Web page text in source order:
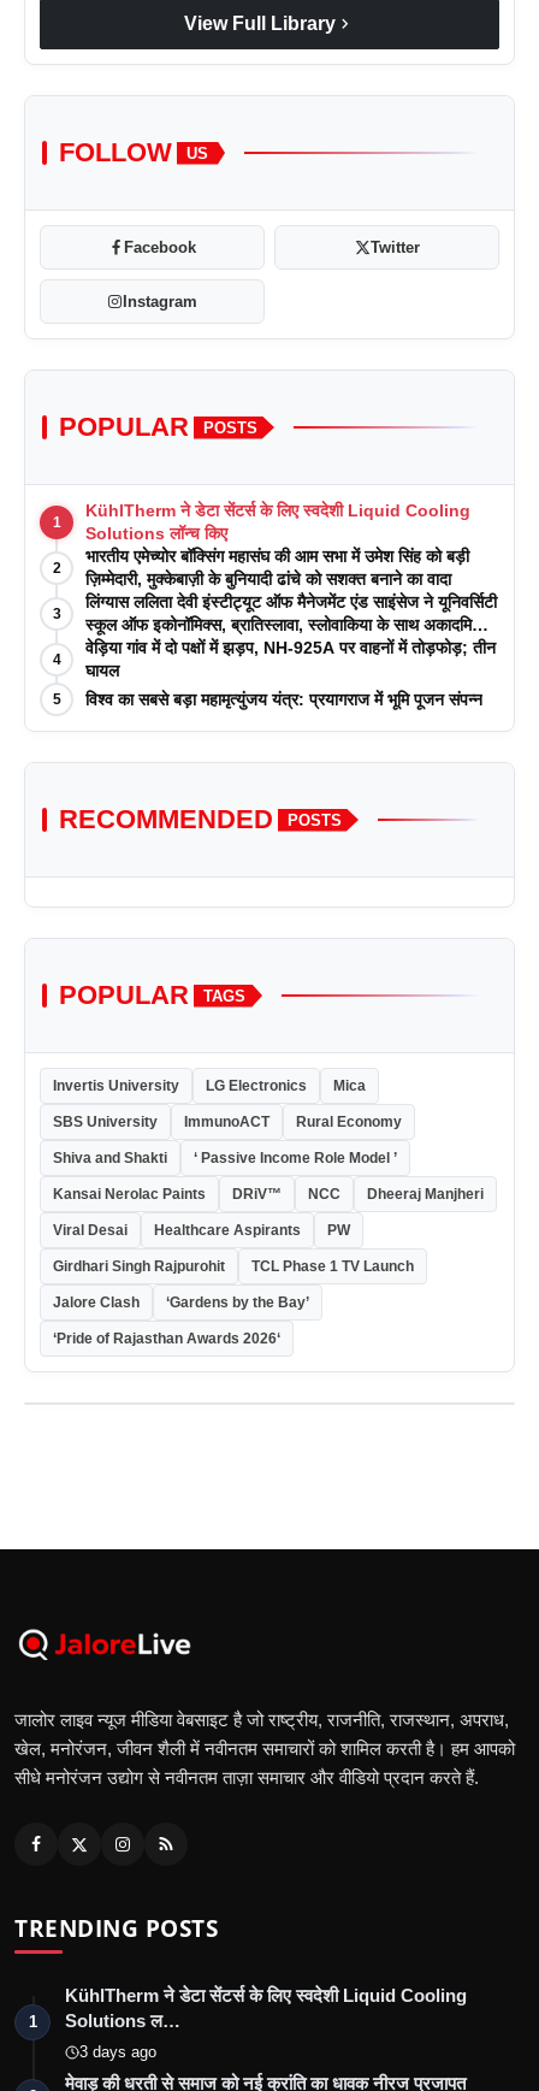
View Full Library chevron_right
FOLLOW US
Facebook Twitter
Instagram
POPULAR POSTS
1
KühlTherm ने डेटा सेंटर्स के लिए स्वदेशी Liquid Cooling
Solutions लॉन्च किए
2
भारतीय एमेच्योर बॉक्सिंग महासंघ की आम सभा में उमेश सिंह को बड़ी
ज़िम्मेदारी, मुक्केबाज़ी के बुनियादी ढांचे को सशक्त बनाने का वादा
3
लिंग्यास ललिता देवी इंस्टीट्यूट ऑफ मैनेजमेंट एंड साइंसेज ने यूनिवर्सिटी
स्कूल ऑफ इकोनॉमिक्स, ब्रातिस्लावा, स्लोवाकिया के साथ अकादमिक
पत्रिकाओं में प्रकाशन रणनीतियों पर एक दिवसीय कार्यशाला का
आयोजन किया
4
वेड़िया गांव में दो पक्षों में झड़प, NH-925A पर वाहनों में तोड़फोड़; तीन
घायल
5 विश्व का सबसे बड़ा महामृत्युंजय यंत्र: प्रयागराज में भूमि पूजन संपन्न
RECOMMENDED POSTS
POPULAR TAGS
Invertis University LG Electronics Mica
SBS University ImmunoACT Rural Economy
Shiva and Shakti ‘ Passive Income Role Model ’
Kansai Nerolac Paints DRiV™ NCC Dheeraj Manjheri
Viral Desai Healthcare Aspirants PW
Girdhari Singh Rajpurohit TCL Phase 1 TV Launch
Jalore Clash ‘Gardens by the Bay’
‘Pride of Rajasthan Awards 2026‘
जालोर लाइव न्यूज मीडिया वेबसाइट है जो राष्ट्रीय, राजनीति, राजस्थान, अपराध,
खेल, मनोरंजन, जीवन शैली में नवीनतम समाचारों को शामिल करती है। हम आपको
सीधे मनोरंजन उद्योग से नवीनतम ताज़ा समाचार और वीडियो प्रदान करते हैं.
TRENDING POSTS
1
KühlTherm ने डेटा सेंटर्स के लिए स्वदेशी Liquid Cooling
Solutions ल…
3 days ago
मेवाड़ की धरती से समाज को नई क्रांति का धावक नीरज प्रजापत